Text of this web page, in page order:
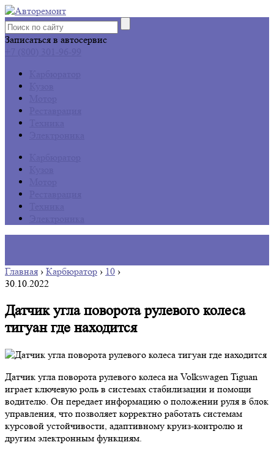
Записаться в автосервис
Главная › Карбюратор › 10 ›
30.10.2022
Датчик угла поворота рулевого колеса
тигуан где находится
Датчик угла поворота рулевого колеса на Volkswagen Tiguan
играет ключевую роль в системах стабилизации и помощи
водителю. Он передает информацию о положении руля в блок
управления, что позволяет корректно работать системам
курсовой устойчивости, адаптивному круиз-контролю и
другим электронным функциям.